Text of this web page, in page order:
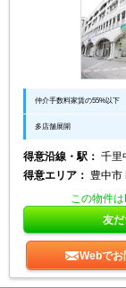
仲介手数料家賃の55%以下
多店舗展開
得意沿線・駅： 千里
得意エリア：
豊中市
この物件
友だ
Webでお